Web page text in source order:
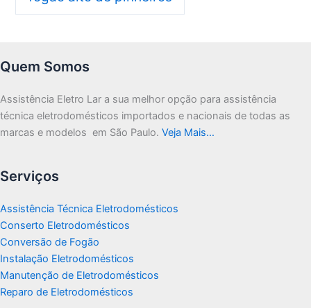
Quem Somos
Assistência Eletro Lar a sua melhor opção para assistência
técnica eletrodomésticos importados e nacionais de todas as
marcas e modelos em São Paulo. Veja Mais…
Serviços
Assistência Técnica Eletrodomésticos
Conserto Eletrodomésticos
Conversão de Fogão
Instalação Eletrodomésticos
Manutenção de Eletrodomésticos
Reparo de Eletrodomésticos